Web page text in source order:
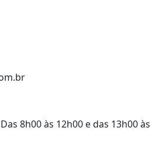
8h00 às 12h00 e das 13h00 às